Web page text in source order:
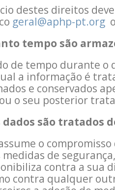
destes direitos
geral@aphp-pt.org
tempo são
de tempo durante o
a informação é
e conservados
o seu posterior
dados são tratados
o
medidas de
contra a sua
contra qualquer